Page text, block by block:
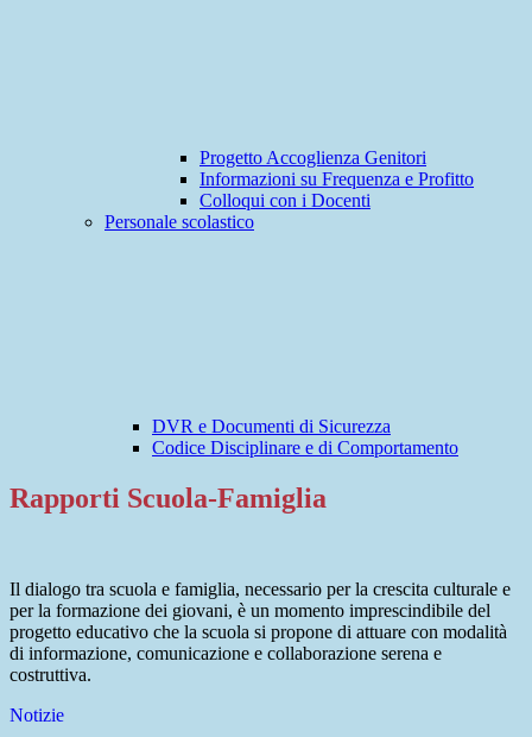
Progetto Accoglienza Genitori
Informazioni su Frequenza e Profitto
Colloqui con i Docenti
Personale scolastico
DVR e Documenti di Sicurezza
Codice Disciplinare e di Comportamento
Rapporti Scuola-Famiglia
Il dialogo tra scuola e famiglia, necessario per la crescita culturale e
per la formazione dei giovani, è un momento imprescindibile del
progetto educativo che la scuola si propone di attuare con modalità
di informazione, comunicazione e collaborazione serena e
costruttiva.
Notizie